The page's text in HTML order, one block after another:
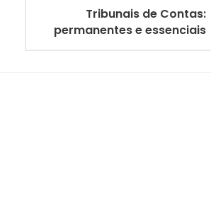
Tribunais de Contas:
permanentes e essenciais